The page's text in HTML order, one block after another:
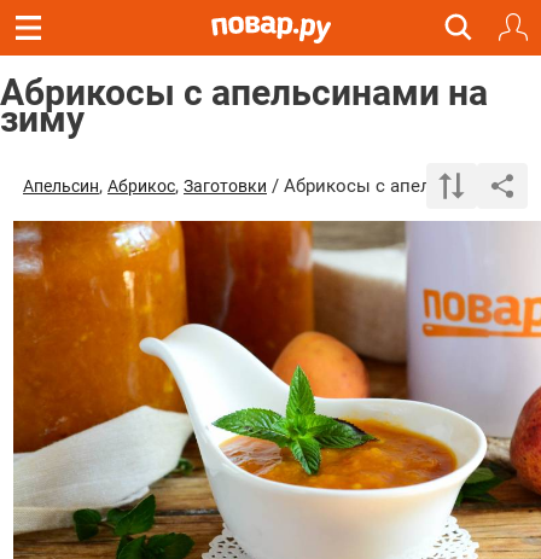
Абрикосы с апельсинами на
зиму
Апельсин, Абрикос, Заготовки / Абрикосы с апельсинами на